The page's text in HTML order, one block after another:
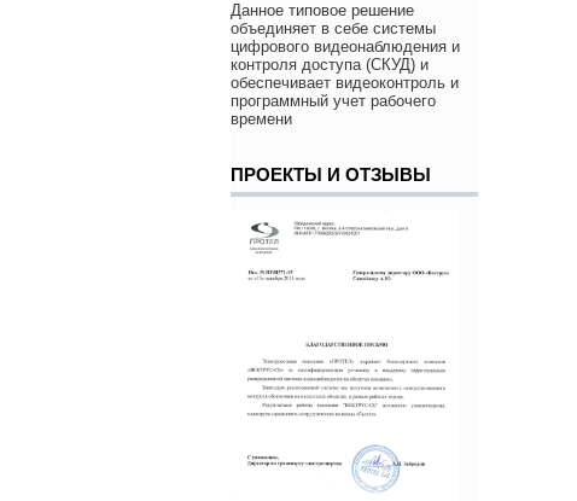
Данное типовое решение
объединяет в себе системы
цифрового видеонаблюдения и
контроля доступа (СКУД) и
обеспечивает видеоконтроль и
программный учет рабочего
времени
ПРОЕКТЫ И ОТЗЫВЫ